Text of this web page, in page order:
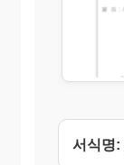
서식명: